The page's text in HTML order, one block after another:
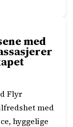
med
Flyr
med
hyggelige